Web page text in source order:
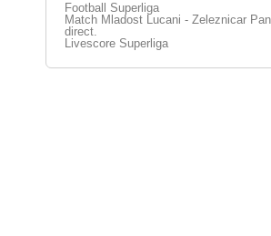
Football Superliga
Match Mladost Lucani - Zeleznicar
direct.
Livescore Superliga